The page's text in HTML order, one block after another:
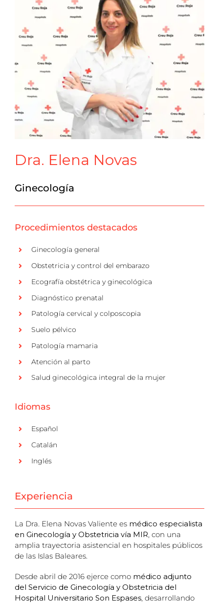
Dra. Elena Novas
Ginecología
Procedimientos destacados
Ginecología general
Obstetricia y control del embarazo
Ecografía obstétrica y ginecológica
Diagnóstico prenatal
Patología cervical y colposcopia
Suelo pélvico
Patología mamaria
Atención al parto
Salud ginecológica integral de la mujer
Idiomas
Español
Catalán
Inglés
Experiencia
La Dra. Elena Novas Valiente es médico especialista
en Ginecología y Obstetricia vía MIR, con una
amplia trayectoria asistencial en hospitales públicos
de las Islas Baleares.
Desde abril de 2016 ejerce como médico adjunto
del Servicio de Ginecología y Obstetricia del
Hospital Universitario Son Espases, desarrollando